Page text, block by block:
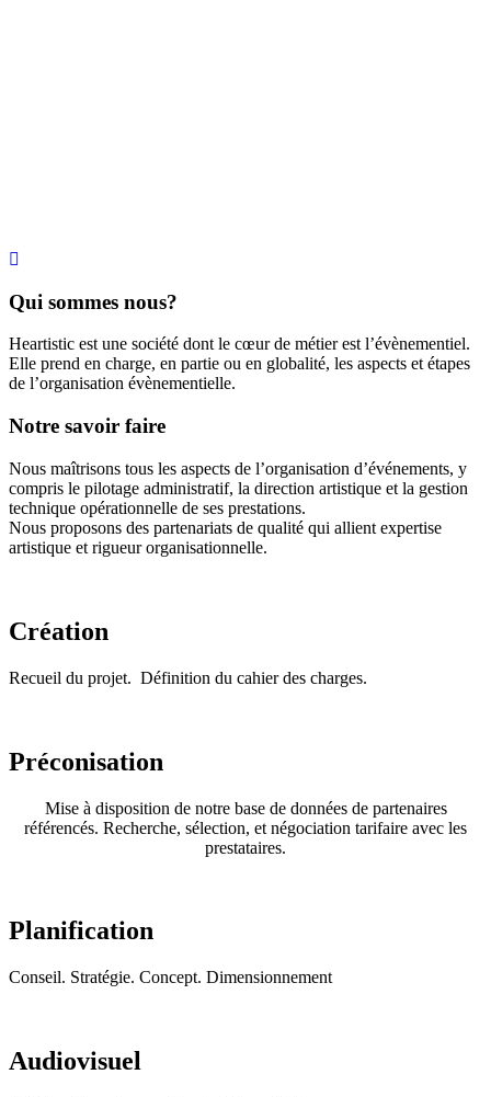
Qui sommes nous?
Heartistic est une société dont le cœur de métier est l’évènementiel.
Elle prend en charge, en partie ou en globalité, les aspects et étapes
de l’organisation évènementielle.
Notre savoir faire
Nous maîtrisons tous les aspects de l’organisation d’événements, y
compris le pilotage administratif, la direction artistique et la gestion
technique opérationnelle de ses prestations.
Nous proposons des partenariats de qualité qui allient expertise
artistique et rigueur organisationnelle.
Création
Recueil du projet. Définition du cahier des charges.
Préconisation
Mise à disposition de notre base de données de partenaires
référencés. Recherche, sélection, et négociation tarifaire avec les
prestataires.
Planification
Conseil. Stratégie. Concept. Dimensionnement
Audiovisuel